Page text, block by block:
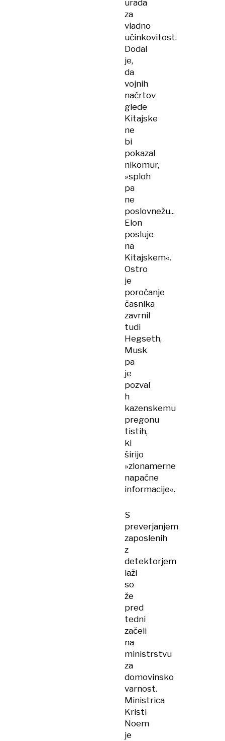
urada
za
vladno
učinkovitost.
Dodal
je,
da
vojnih
načrtov
glede
Kitajske
ne
bi
pokazal
nikomur,
»sploh
pa
ne
poslovnežu...
Elon
posluje
na
Kitajskem«.
Ostro
je
poročanje
časnika
zavrnil
tudi
Hegseth,
Musk
pa
je
pozval
h
kazenskemu
pregonu
tistih,
ki
širijo
»zlonamerne
napačne
informacije«.
S
preverjanjem
zaposlenih
z
detektorjem
laži
so
že
pred
tedni
začeli
na
ministrstvu
za
domovinsko
varnost.
Ministrica
Kristi
Noem
je